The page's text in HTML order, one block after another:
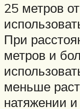
25 метров
При
метров и
меньше
натяжении